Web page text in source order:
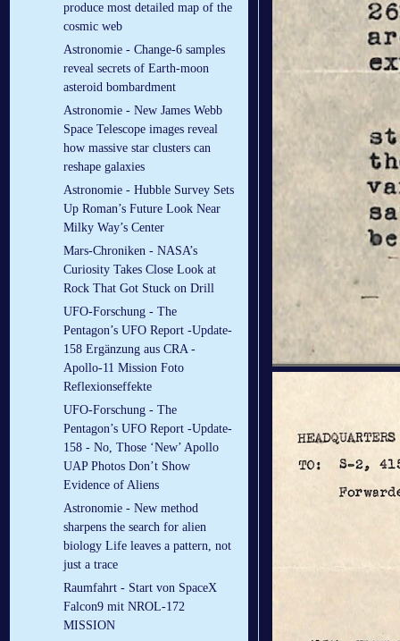
produce most detailed map of the
cosmic web
Astronomie - Change-6 samples
reveal secrets of Earth-moon
asteroid bombardment
Astronomie - New James Webb
Space Telescope images reveal
how massive star clusters can
reshape galaxies
Astronomie - Hubble Survey Sets
Up Roman’s Future Look Near
Milky Way’s Center
Mars-Chroniken - NASA’s
Curiosity Takes Close Look at
Rock That Got Stuck on Drill
UFO-Forschung - The
Pentagon’s UFO Report -Update-
158 Ergänzung aus CRA -
Apollo-11 Mission Foto
Reflexionseffekte
UFO-Forschung - The
Pentagon’s UFO Report -Update-
158 - No, Those ‘New’ Apollo
UAP Photos Don’t Show
Evidence of Aliens
Astronomie - New method
sharpens the search for alien
biology Life leaves a pattern, not
just a trace
Raumfahrt - Start von SpaceX
Falcon9 mit NROL-172
MISSION